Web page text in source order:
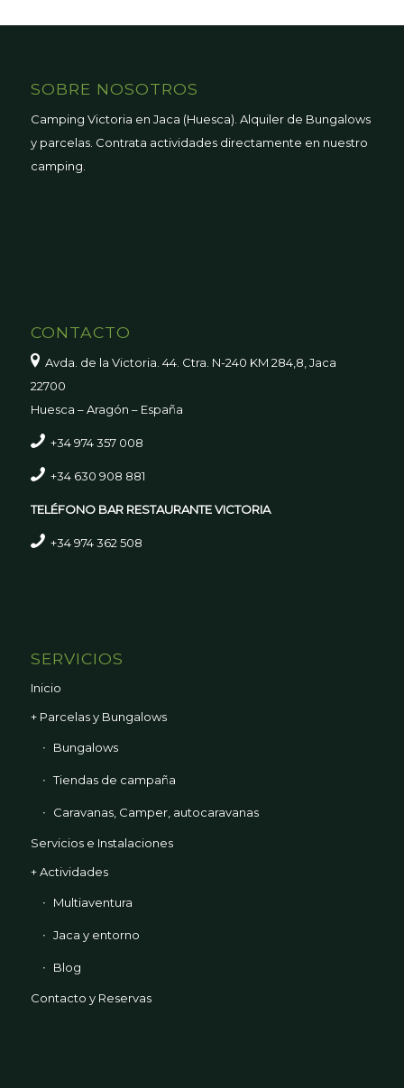
SOBRE NOSOTROS
Camping Victoria en Jaca (Huesca). Alquiler de Bungalows
y parcelas. Contrata actividades directamente en nuestro
camping.
CONTACTO
Avda. de la Victoria. 44. Ctra. N-240 KM 284,8, Jaca
22700
Huesca – Aragón – España
+34 974 357 008
+34 630 908 881
TELÉFONO BAR RESTAURANTE VICTORIA
+34 974 362 508
SERVICIOS
Inicio
+ Parcelas y Bungalows
Bungalows
Tiendas de campaña
Caravanas, Camper, autocaravanas
Servicios e Instalaciones
+ Actividades
Multiaventura
Jaca y entorno
Blog
Contacto y Reservas